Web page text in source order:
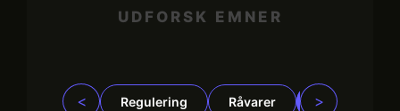
UDFORSK EMNER
< Regulering Råvarer >